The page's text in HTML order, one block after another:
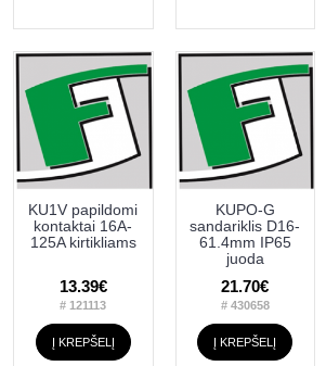
KU1V papildomi
kontaktai 16A-
125A kirtikliams
13.39€
# 121113
Į KREPŠELĮ
KUPO-G
sandariklis D16-
61.4mm IP65
juoda
21.70€
# 430658
Į KREPŠELĮ